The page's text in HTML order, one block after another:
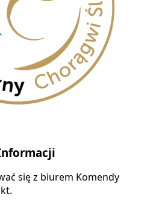
się z biurem Komendy